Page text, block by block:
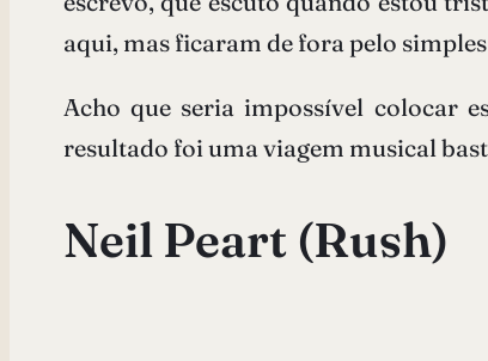
aqui, mas ficaram de fora pelo
Acho que seria impossível colocar
resultado foi uma viagem musical
Neil Peart (Rush)